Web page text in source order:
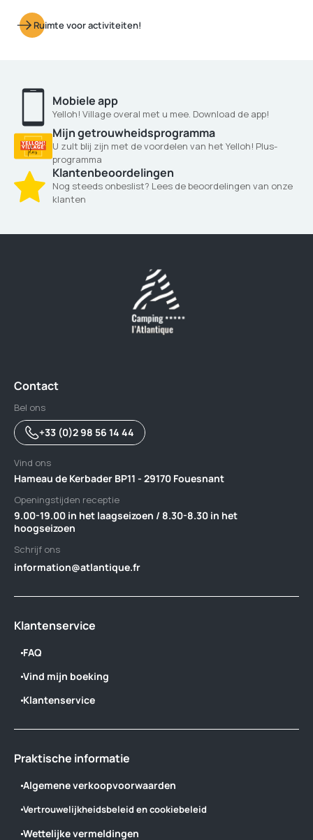
Ruimte voor activiteiten!
Mobiele app
Yelloh! Village overal met u mee. Download de app!
Mijn getrouwheidsprogramma
U zult blij zijn met de voordelen van het Yelloh! Plus-
programma
Klantenbeoordelingen
Nog steeds onbeslist? Lees de beoordelingen van onze
klanten
Contact
Bel ons
+33 (0)2 98 56 14 44
Vind ons
Hameau de Kerbader BP11 - 29170 Fouesnant
Openingstijden receptie
9.00-19.00 in het laagseizoen / 8.30-8.30 in het
hoogseizoen
Schrijf ons
information@atlantique.fr
Klantenservice
FAQ
Vind mijn boeking
Klantenservice
Praktische informatie
Algemene verkoopvoorwaarden
Vertrouwelijkheidsbeleid en cookiebeleid
Wettelijke vermeldingen